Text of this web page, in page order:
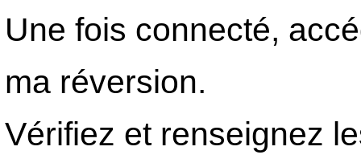
Une fois connecté,
ma réversion.
Vérifiez et renseignez